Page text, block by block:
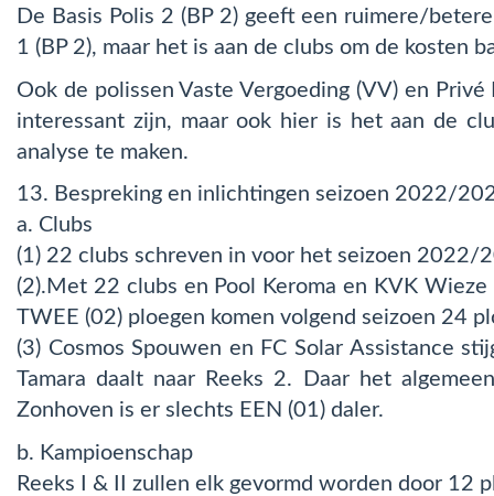
De Basis Polis 2 (BP 2) geeft een ruimere/
1 (BP 2), maar het is aan de clubs om de kosten
Ook de polissen Vaste Vergoeding (VV) en Privé
interessant zijn, maar ook hier is het aan de
analyse te maken.
13. Bespreking en inlichtingen seizoen 2022/
a. Clubs
(1) 22 clubs schreven in voor het seizoen 2022/
(2).Met 22 clubs en Pool Keroma en KVK
TWEE (02) ploegen komen volgend seizoen 24
(3) Cosmos Spouwen en FC Solar Assistance
Tamara daalt naar Reeks 2. Daar het
Zonhoven is er slechts EEN (01) daler.
b. Kampioenschap
Reeks I & II zullen elk gevormd worden door 12